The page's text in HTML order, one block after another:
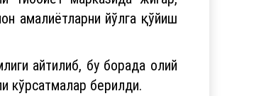
айтилиб, бу борада олий
кўрсатмалар берилди.
йўналишларда илмий